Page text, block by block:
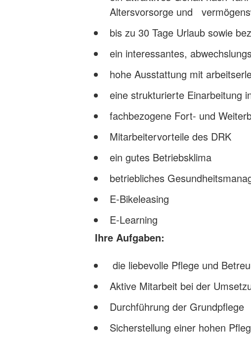
Altersvorsorge und
bis zu 30 Tage Urlaub sowie
ein interessantes,
hohe Ausstattung mit
eine strukturierte Einarbeitung
fachbezogene Fort- und
Mitarbeitervorteile des DRK
ein gutes Betriebsklima
betriebliches
E-Bikeleasing
E-Learning
Ihre Aufgaben:
die liebevolle Pflege und
Aktive Mitarbeit bei der
Durchführung der Grundpflege
Sicherstellung einer hohen